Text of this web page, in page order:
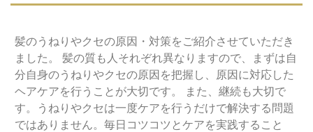
髪のうねりやクセの原因・対策をご紹介させていただき
ました。 髪の質も人それぞれ異なりますので、まずは自
分自身のうねりやクセの原因を把握し、原因に対応した
ヘアケアを行うことが大切です。 また、継続も大切で
す。うねりやクセは一度ケアを行うだけで解決する問題
ではありません。毎日コツコツとケアを実践すること